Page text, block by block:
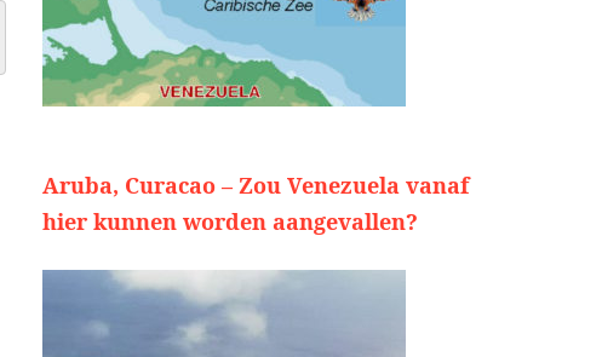
Aruba, Curacao – Zou Venezuela vanaf
hier kunnen worden aangevallen?